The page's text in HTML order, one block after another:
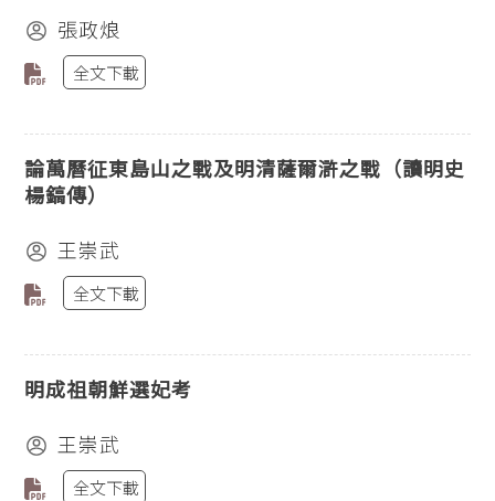
張政烺
全文下載
論萬曆征東島山之戰及明清薩爾滸之戰（讀明史
楊鎬傳）
王崇武
全文下載
明成祖朝鮮選妃考
王崇武
全文下載